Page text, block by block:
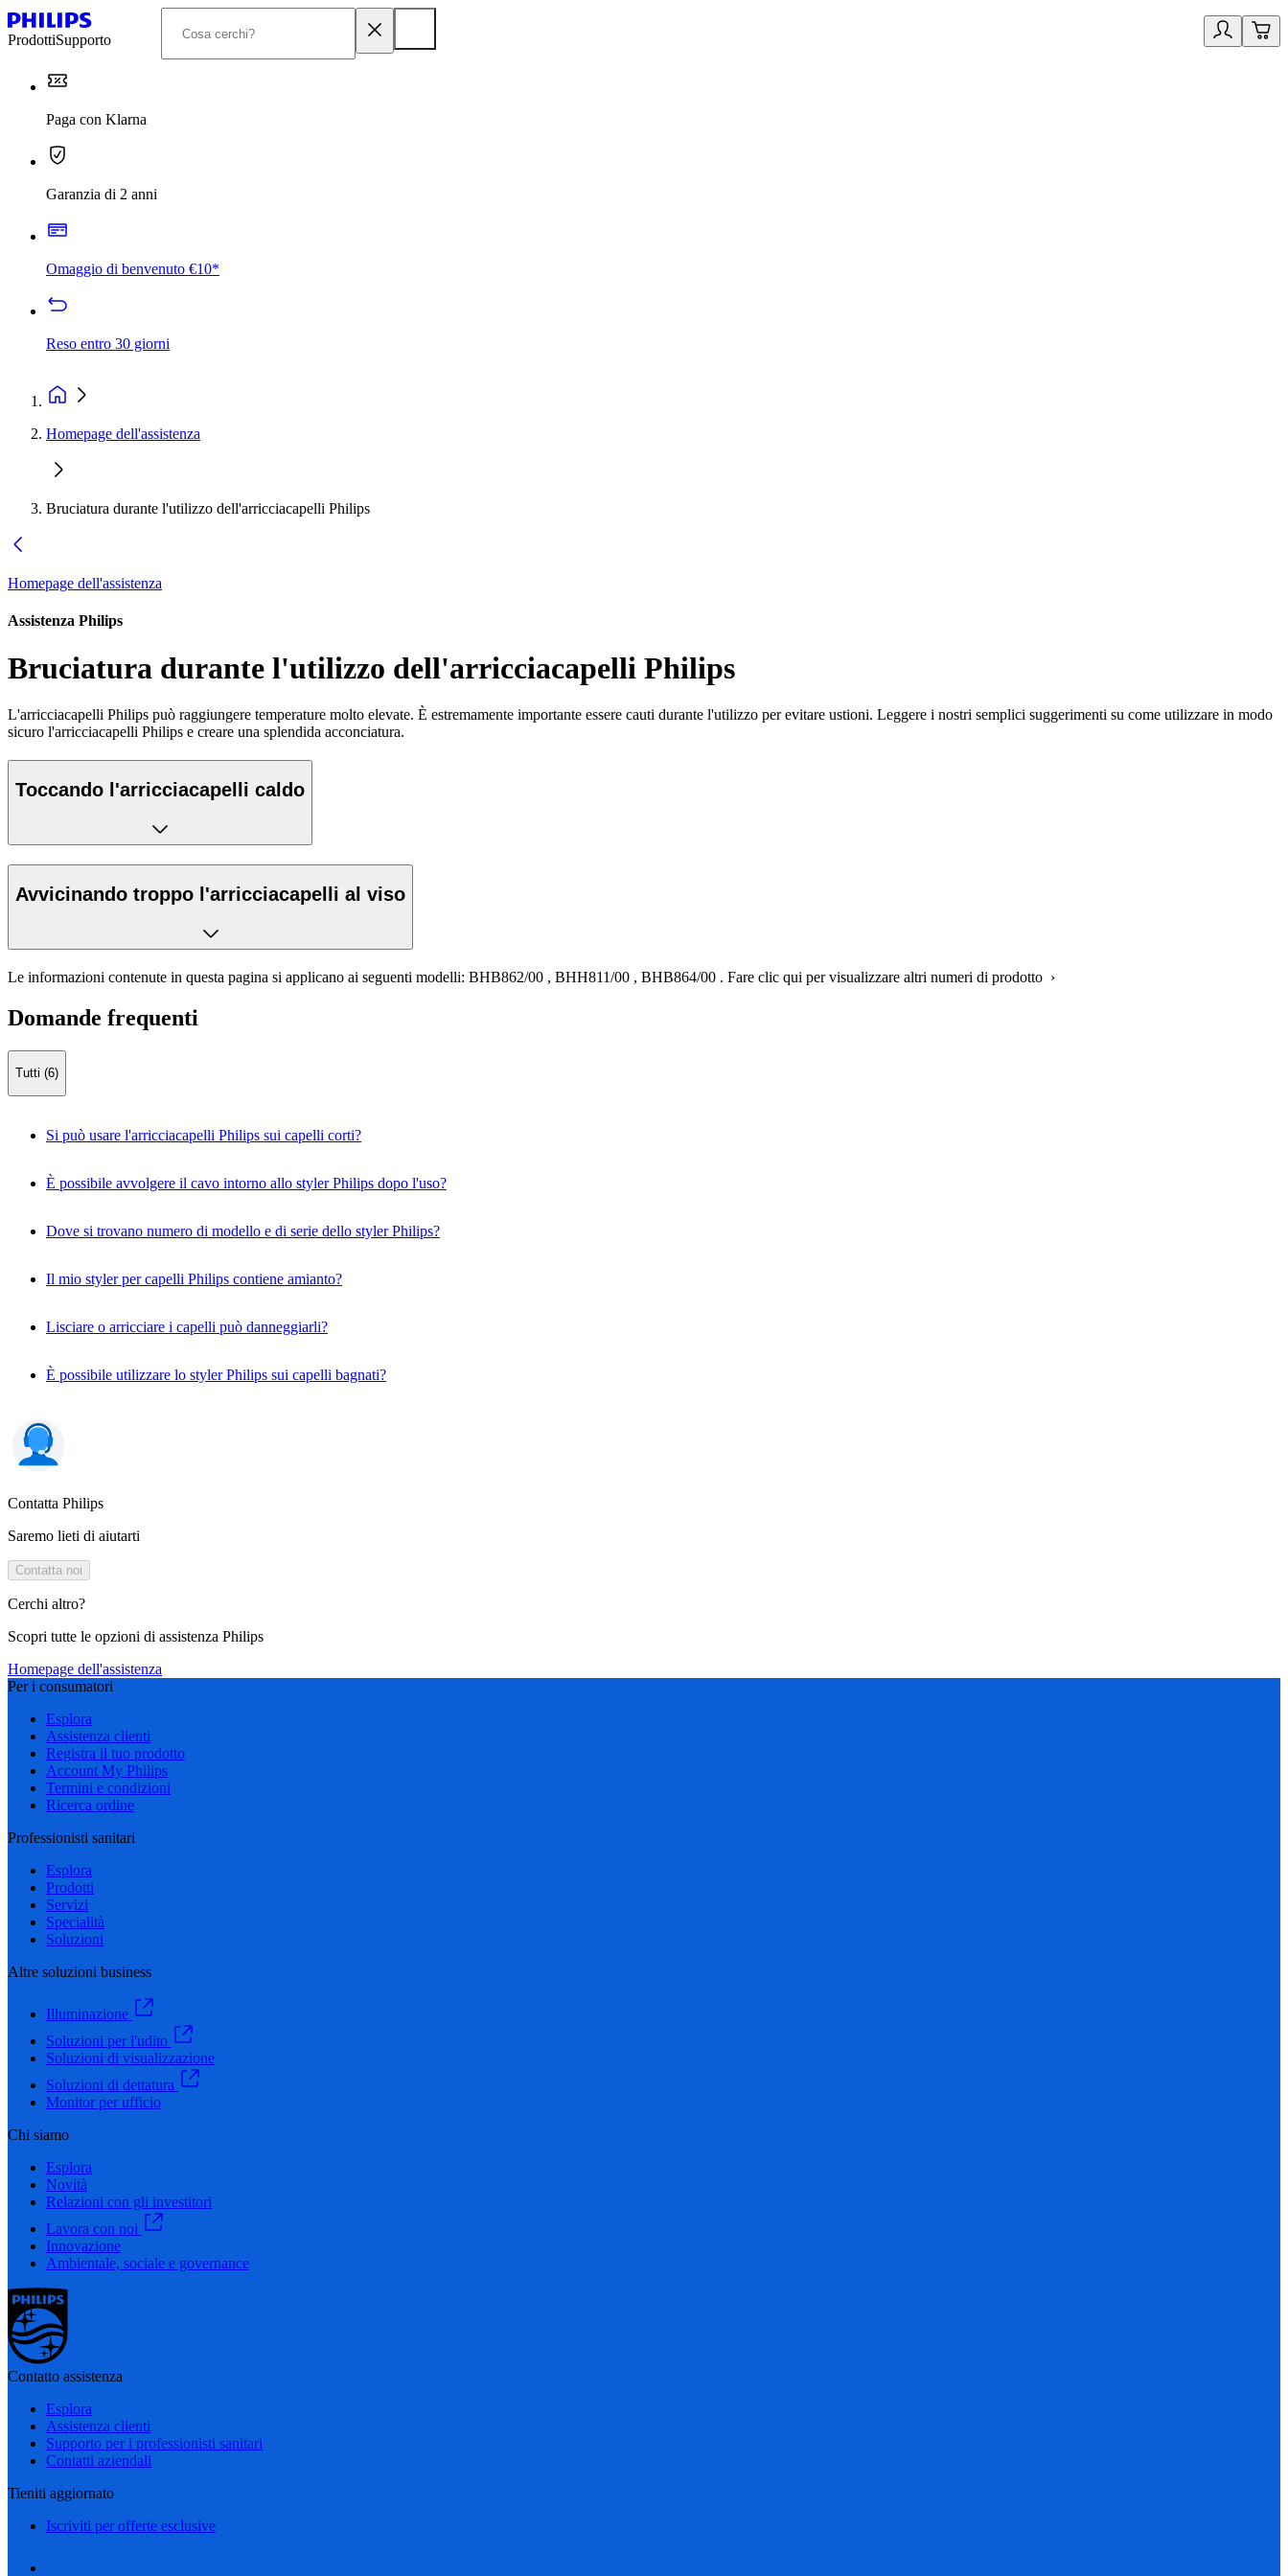
ProdottiSupporto
Paga con Klarna
Garanzia di 2 anni
Omaggio di benvenuto €10*
Reso entro 30 giorni
Homepage dell'assistenza
Bruciatura durante l'utilizzo dell'arricciacapelli Philips
Homepage dell'assistenza
Assistenza Philips
Bruciatura durante l'utilizzo dell'arricciacapelli Philips
L'arricciacapelli Philips può raggiungere temperature molto elevate. È estremamente importante essere cauti durante l'utilizzo per evitare ustioni. Leggere i nostri semplici suggerimenti su come utilizzare in modo
sicuro l'arricciacapelli Philips e creare una splendida acconciatura.
Toccando l'arricciacapelli caldo
Avvicinando troppo l'arricciacapelli al viso
Le informazioni contenute in questa pagina si applicano ai seguenti modelli: BHB862/00 , BHH811/00 , BHB864/00 . Fare clic qui per visualizzare altri numeri di prodotto ›
Domande frequenti
Tutti (6)
Si può usare l'arricciacapelli Philips sui capelli corti?
È possibile avvolgere il cavo intorno allo styler Philips dopo l'uso?
Dove si trovano numero di modello e di serie dello styler Philips?
Il mio styler per capelli Philips contiene amianto?
Lisciare o arricciare i capelli può danneggiarli?
È possibile utilizzare lo styler Philips sui capelli bagnati?
Contatta Philips
Saremo lieti di aiutarti
Contatta noi
Cerchi altro?
Scopri tutte le opzioni di assistenza Philips
Homepage dell'assistenza
Per i consumatori
Esplora
Assistenza clienti
Registra il tuo prodotto
Account My Philips
Termini e condizioni
Ricerca ordine
Professionisti sanitari
Esplora
Prodotti
Servizi
Specialità
Soluzioni
Altre soluzioni business
Illuminazione
Soluzioni per l'udito
Soluzioni di visualizzazione
Soluzioni di dettatura
Monitor per ufficio
Chi siamo
Esplora
Novità
Relazioni con gli investitori
Lavora con noi
Innovazione
Ambientale, sociale e governance
Contatto assistenza
Esplora
Assistenza clienti
Supporto per i professionisti sanitari
Contatti aziendali
Tieniti aggiornato
Iscriviti per offerte esclusive